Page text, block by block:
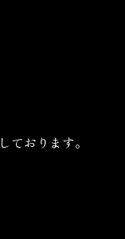
ております。